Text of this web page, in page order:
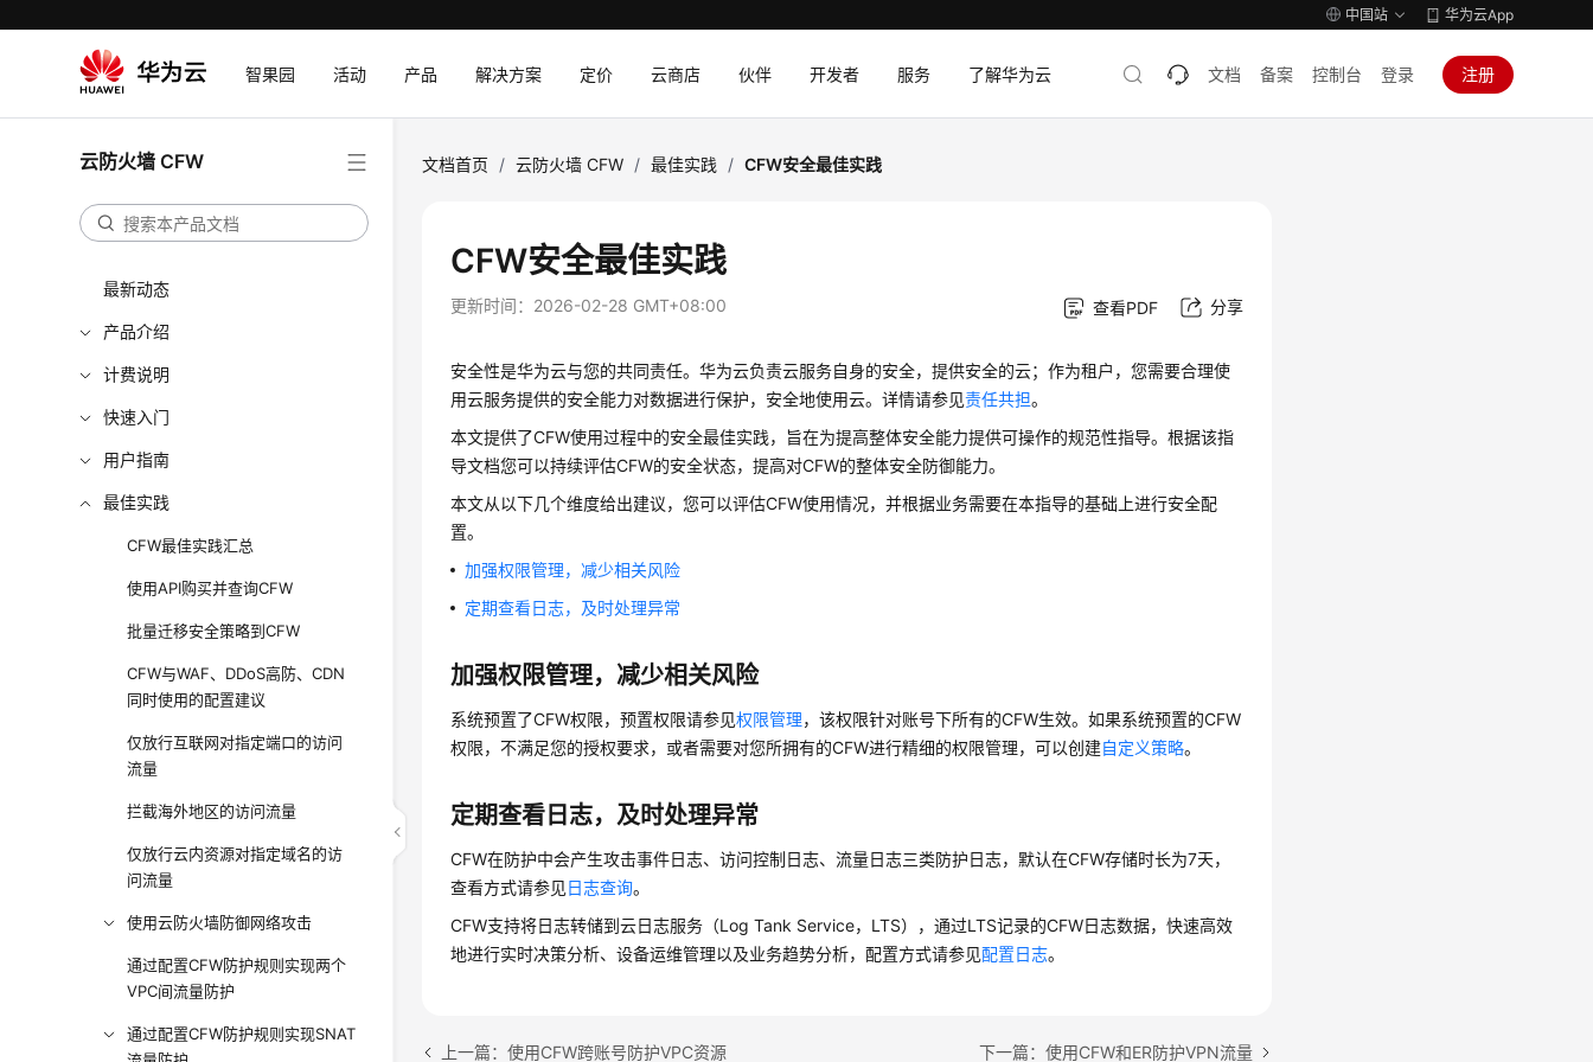
中国站 华为云App
智果园 活动 产品 解决方案 定价 云商店 伙伴 开发者 服务 了解华为云 文档 备案 控制台 登录 注册
云防火墙 CFW
最新动态
产品介绍
计费说明
快速入门
用户指南
最佳实践
CFW最佳实践汇总
使用API购买并查询CFW
批量迁移安全策略到CFW
CFW与WAF、DDoS高防、CDN
同时使用的配置建议
仅放行互联网对指定端口的访问
流量
拦截海外地区的访问流量
仅放行云内资源对指定域名的访
问流量
使用云防火墙防御网络攻击
通过配置CFW防护规则实现两个
VPC间流量防护
通过配置CFW防护规则实现SNAT
文档首页 / 云防火墙 CFW / 最佳实践 / CFW安全最佳实践
CFW安全最佳实践
更新时间： 2026-02-28 GMT+08:00 查看PDF 分享
安全性是华为云与您的共同责任。华为云负责云服务自身的安全，提供安全的云；作为租户，您需要合理使
用云服务提供的安全能力对数据进行保护，安全地使用云。详情请参见责任共担。
本文提供了CFW使用过程中的安全最佳实践，旨在为提高整体安全能力提供可操作的规范性指导。根据该指
导文档您可以持续评估CFW的安全状态，提高对CFW的整体安全防御能力。
本文从以下几个维度给出建议，您可以评估CFW使用情况，并根据业务需要在本指导的基础上进行安全配
置。
加强权限管理，减少相关风险
定期查看日志，及时处理异常
加强权限管理，减少相关风险
系统预置了CFW权限，预置权限请参见权限管理，该权限针对账号下所有的CFW生效。如果系统预置的CFW
权限，不满足您的授权要求，或者需要对您所拥有的CFW进行精细的权限管理，可以创建自定义策略。
定期查看日志，及时处理异常
CFW在防护中会产生攻击事件日志、访问控制日志、流量日志三类防护日志，默认在CFW存储时长为7天，
查看方式请参见日志查询。
CFW支持将日志转储到云日志服务（Log Tank Service，LTS），通过LTS记录的CFW日志数据，快速高效
地进行实时决策分析、设备运维管理以及业务趋势分析，配置方式请参见配置日志。
上一篇：使用CFW跨账号防护VPC资源 下一篇：使用CFW和ER防护VPN流量